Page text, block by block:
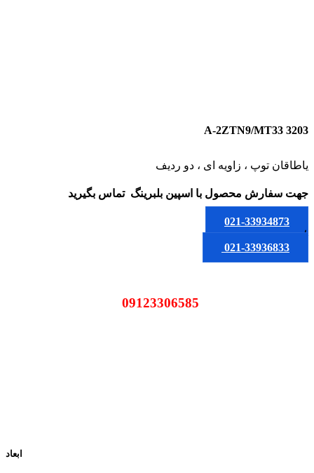
3203 A-2ZTN9/MT33
یاطاقان توپ ، زاویه ای ، دو ردیف
جهت سفارش محصول با اسپین بلبرینگ تماس بگیرید
021-33934873
یا
021-33936833
ابعاد